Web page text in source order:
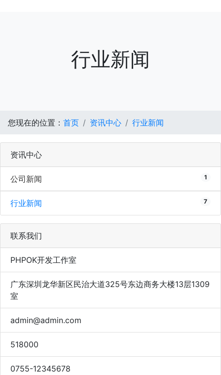
行业新闻
您现在的位置： 首页 资讯中心 行业新闻
资讯中心
公司新闻 1
行业新闻 7
联系我们
PHPOK开发工作室
广东深圳龙华新区民治大道325号东边商务大楼13层1309
室
admin@admin.com
518000
0755-12345678